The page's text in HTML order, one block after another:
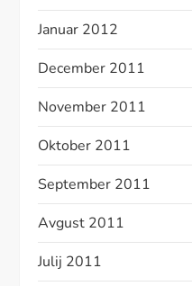
Januar 2012
December 2011
November 2011
Oktober 2011
September 2011
Avgust 2011
Julij 2011